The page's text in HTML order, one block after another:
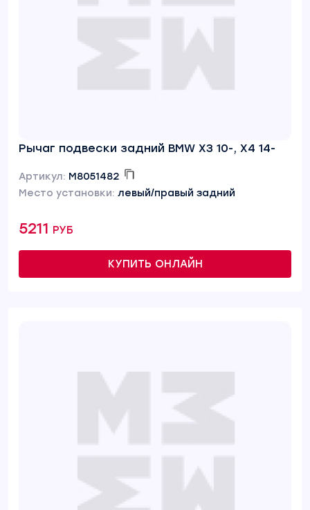
Рычаг подвески задний BMW X3 10-, X4 14-
Артикул: M8051482
Место установки: левый/правый задний
5211 руб
КУПИТЬ ОНЛАЙН